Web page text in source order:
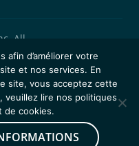
All
fabrique et
de
aux
afin d’améliorer votre
et nos services. En
site, vous acceptez cette
veuillez lire nos politiques
de cookies.